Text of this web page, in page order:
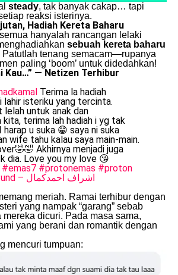
steady, tak banyak cakap… tapi
reaksi isterinya.
Hadiah Kereta Baharu
hanyalah rancangan lelaki
sebuah kereta baharu
Patutlah tenang semacam—rupanya
paling ‘boom’ untuk didedahkan!
Kau…” — Netizen Terhibur
Terima la hadiah
lahir isteriku yang tercinta.
lelah untuk anak dan
kita, terima lah hadiah i yg tak
harap u suka 😁 saya ni suka
wife tahu kalau saya main-main.
Akhirnya menjadi juga
dia. Love you my love 😘
#emas7 #protonemas #proton
♬ original sound – اشراف احمدكمال
meriah. Ramai terhibur dengan
yang nampak “garang” sebab
mereka dicuri. Pada masa sama,
yang berani dan romantik dengan
mencuri tumpuan: